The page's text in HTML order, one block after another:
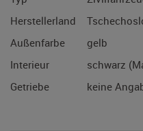
Herstellerland
Außenfarbe
gelb
Interieur
schwarz
Getriebe
keine